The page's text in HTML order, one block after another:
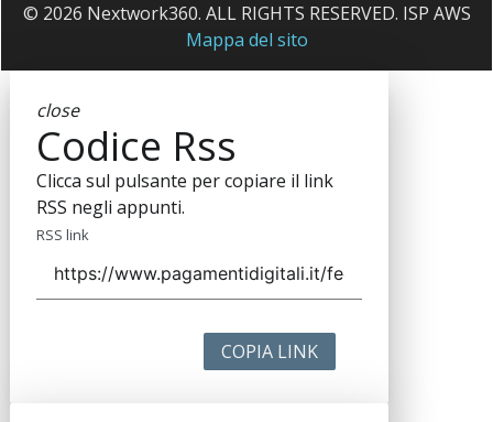
© 2026 Nextwork360. ALL RIGHTS RESERVED. ISP AWS
Mappa del sito
close
Codice Rss
Clicca sul pulsante per copiare il link
RSS negli appunti.
RSS link
COPIA LINK